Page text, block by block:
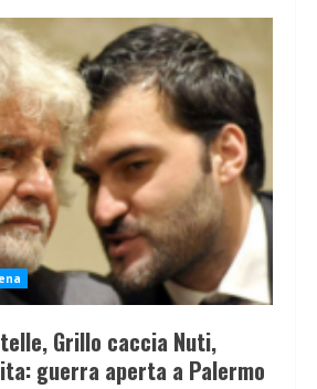
Grillo caccia Nuti,
guerra aperta a Palermo